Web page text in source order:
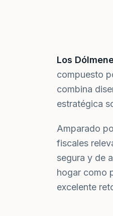
Los
compuesto
combina
estratégica
Amparado
fiscales
segura y de
hogar como
excelente